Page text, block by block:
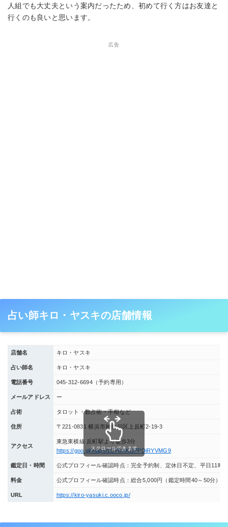
人組でも大丈夫という案内だったため、初めて行く方はお友達と
行くのも良いと思います。
広告
占い師キロ・ヤスキの店舗情報
店舗名 キロ・ヤスキ
占い師名 キロ・ヤスキ
電話番号 045-312-6694（予約専用）
メールアドレス ー
占術 タロット・数占術・手相など
住所 〒221-0831 横浜市神奈川区上反町2-19-3
アクセス
東急東横線 反町駅より徒歩3分
https://goo.gl/maps/LCHkXKUPPDiRYVMG9
鑑定日・時間 公式プロフィール確認時点：完全予約制、定休日不定、平日11時
料金 公式プロフィール確認時点：総合5,000円（鑑定時間40～50分）
URL https://kiro-yasuki.c.ooco.jp/
スクロールできます